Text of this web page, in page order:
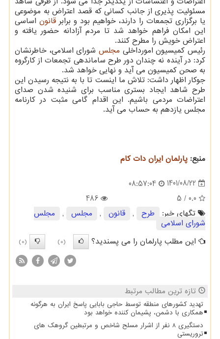
مسئولیت پذیری از جانب کسانی که قصد اعتراض به موضوعی
یا برگزاری تجمعات را دارند، خواهیم بود و برابر قانون اساسی
این امکان فراهم خواهد شد تا مردم آزادانه حضور یافته و
اعتراض خویش را مطرح کنند.
رئیس کمیسیون امورداخلی مجلس شورای اسلامی، خاطرنشان
کرد: در آینده نه چندان دور طرح ساماندهی تجمعات از کارگروه
به صحن کمیسیون می آید و نهایی خواهد شد.
جوکار اظهار داشت: تلاش ما اینست تا با به نتیجه رسیدن این
طرح شاهد ایجاد بستری مناسب برای شنیده شدن صدای
اعتراضات مردمی باشیم. این اقدام گامی مثبت در کارنامه
مجلس یازدهم به حساب می آید.
منبع: پارلمان ایران دات كام
1401/08/22
08:57:04
0.0
/ 5
486
تگهای خبر:
طرح , قانون , مجلس ,
مجلس
شورای اسلامی
این مطلب پارلمان را می پسندید؟
(0)
(0)
تازه ترین مطالب مرتبط
تهدید کشورهای منطقه توسط حاجی بابایی پاسخ ایران به هرگونه
همکاری با دشمن، پشیمان کننده خواهد بود
دستگیری 8 نفر از اشرار مسلح شاخص و مرتبطین گروهک های
تروریستی